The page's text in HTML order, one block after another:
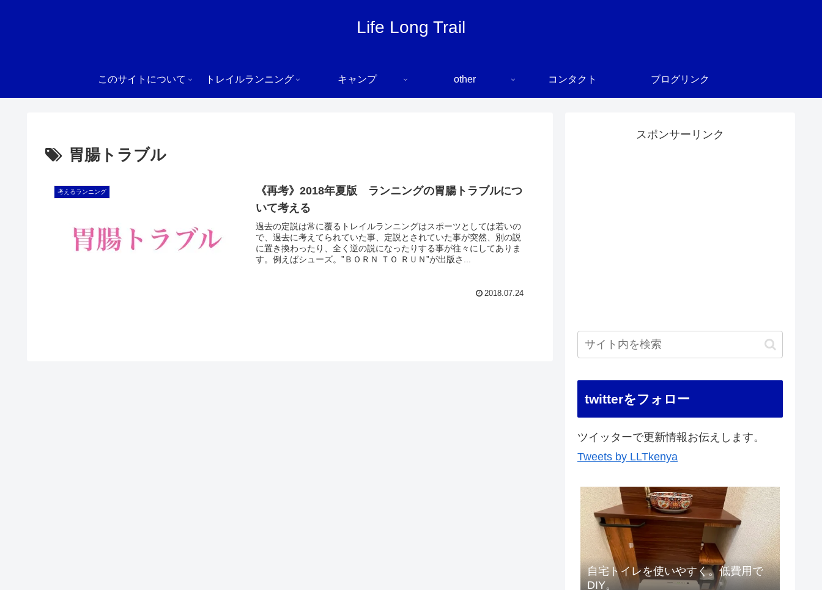
Life Long Trail
このサイトについて トレイルランニング キャンプ other コンタクト ブログリンク
胃腸トラブル
考えるランニング
《再考》2018年夏版 ランニングの胃腸トラブルにつ
いて考える
過去の定説は常に覆るトレイルランニングはスポーツとしては若いの
で、過去に考えてられていた事、定説とされていた事が突然、別の説
に置き換わったり、全く逆の説になったりする事が往々にしてありま
す。例えばシューズ。”ＢＯＲＮ ＴＯ ＲＵＮ”が出版さ...
2018.07.24
スポンサーリンク
twitterをフォロー
ツイッターで更新情報お伝えします。
Tweets by LLTkenya
自宅トイレを使いやすく。低費用で
DIY。